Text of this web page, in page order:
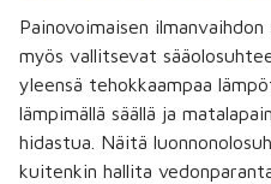
Painovoimaisen
myös vallitsevat
yleensä tehokkaampaa
lämpimällä säällä ja
hidastua. Näitä
kuitenkin hallita